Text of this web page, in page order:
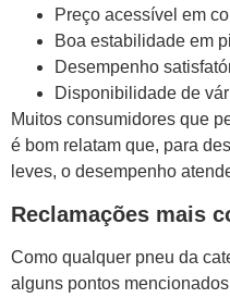
Preço acessível em
Boa estabilidade em
Desempenho
Disponibilidade de
Muitos consumidores que
é bom relatam que, para
leves, o desempenho
Reclamações mais
Como qualquer pneu da
alguns pontos